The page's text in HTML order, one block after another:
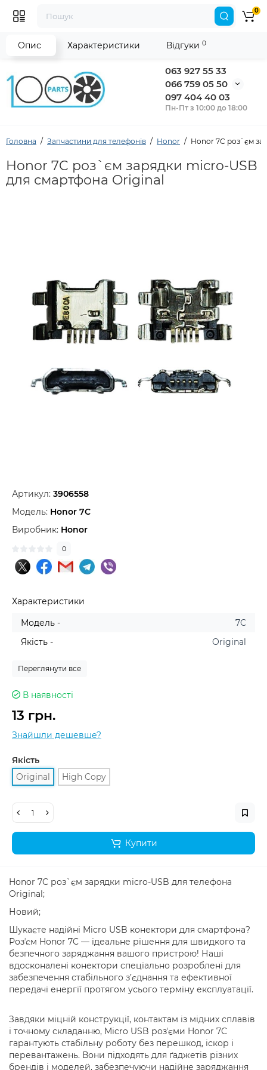
063 927 55 33
066 759 05 50
097 404 40 03
Пн-Пт з 10:00 до 18:00
0
Головна Запчастини для телефонів Honor Honor 7C роз`єм
Honor 7C роз`єм зарядки micro-USB
для смартфона Original
Артикул: 3906558
Модель: Honor 7C
Виробник: Honor
0
Характеристики
Модель -
7C
Якість -
Original
Переглянути все
В наявності
13 грн.
Знайшли дешевше?
Якість
Original
High Copy
Купити
Опис Характеристики Відгуки 0
Honor 7C роз`єм зарядки micro-USB для телефона
Original;
Новий;
Шукаєте надійні Micro USB конектори для смартфона?
Розʼєм Honor 7C — ідеальне рішення для швидкого та
безпечного заряджання вашого пристрою! Наші
вдосконалені конектори спеціально розроблені для
забезпечення стабільного з’єднання та ефективної
передачі енергії протягом усього терміну експлуатації.
Завдяки міцній конструкції, контактам із мідних сплавів
і точному складанню, Micro USB розʼєми Honor 7C
гарантують стабільну роботу без перешкод, іскор і
перевантажень. Вони підходять для ґаджетів різних
брендів і моделей, забезпечуючи надійне заряджання